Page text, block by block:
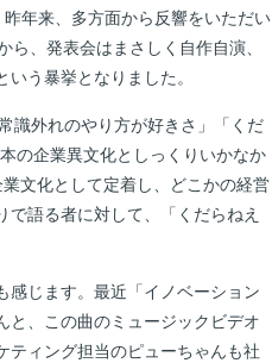
年来、多方面から反響をいただい
、発表会はまさしく自作自演、
う暴挙となりました。
識外れのやり方が好きさ」「くだ
の企業異文化としっくりいかなか
文化として定着し、どこかの経営
語る者に対して、「くだらねえ
じます。最近「イノベーション
と、この曲のミュージックビデオ
ティング担当のピューちゃんも社